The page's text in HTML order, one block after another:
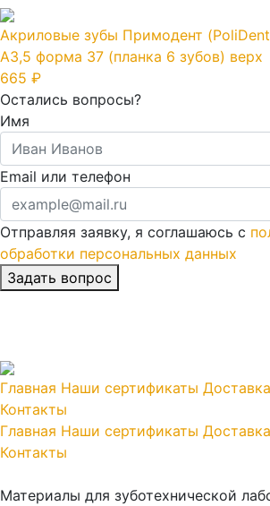
Акриловые зубы Примодент
А3,5 форма 37 (планка 6 зубов) верх
665 ₽
Остались вопросы?
Имя
Email или телефон
Отправляя заявку, я соглашаюсь с
обработки персональных данных
Главная Наши сертификаты
Контакты
Главная Наши сертификаты
Контакты
Материалы для зуботехнической